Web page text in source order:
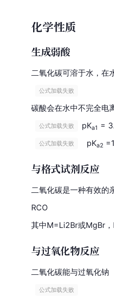
化学性质
生成弱酸
二氧化碳可溶于水，在
公式加载失败
碳酸会在水中不完全电
公式加载失败 pKa1 =
公式加载失败
  pK
a2
与格式试剂反应
二氧化碳是一种有效的
RCO
其中M=Li2Br或MgBr
与过氧化物反应
二氧化碳能与过氧化钠
公式加载失败